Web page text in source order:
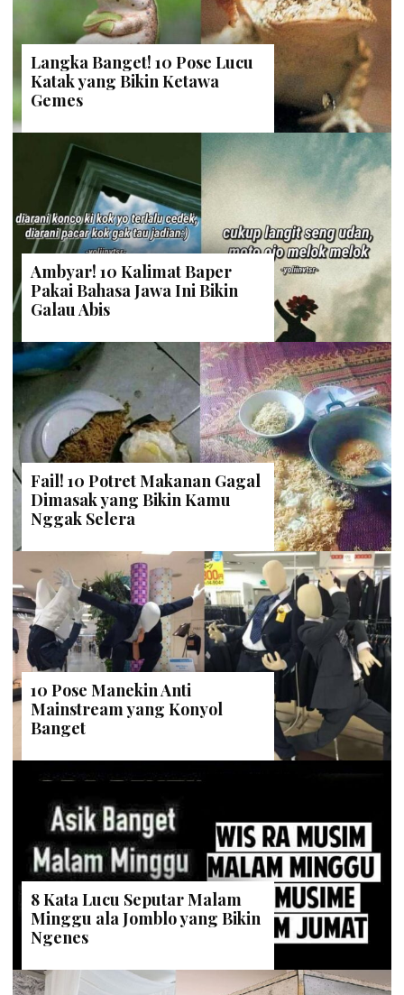
Langka Banget! 10 Pose Lucu
Katak yang Bikin Ketawa
Gemes
Ambyar! 10 Kalimat Baper
Pakai Bahasa Jawa Ini Bikin
Galau Abis
Fail! 10 Potret Makanan Gagal
Dimasak yang Bikin Kamu
Nggak Selera
10 Pose Manekin Anti
Mainstream yang Konyol
Banget
8 Kata Lucu Seputar Malam
Minggu ala Jomblo yang Bikin
Ngenes